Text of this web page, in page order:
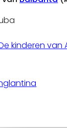
kinderen van